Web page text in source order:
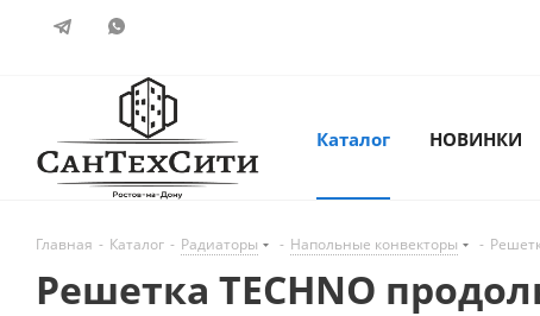
Каталог НОВИНКИ
Главная - Каталог - Радиаторы - Напольные конвекторы -
Решетка TECHNO